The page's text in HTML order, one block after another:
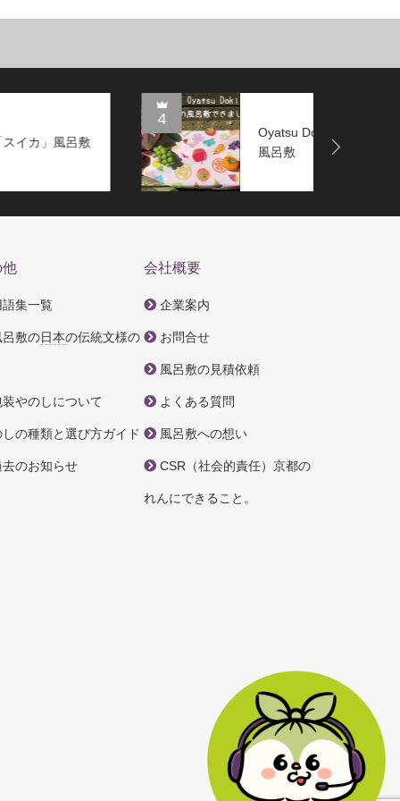
Oyatsu Doki「果紋＊実りいろ」
風呂敷
Next
他
語集一覧
呂敷の日本の伝統文様の
装やのしについて
しの種類と選び方ガイド
去のお知らせ
会社概要
企業案内
お問合せ
風呂敷の見積依頼
よくある質問
風呂敷への想い
CSR（社会的責任）京都の
れんにできること。